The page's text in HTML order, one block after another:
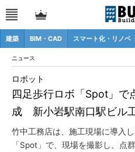
建築 BIM・CAD スマート化・リノベ
ニュース
四足歩行ロボ「Spot」で
成 新小岩駅南口駅ビル
ロボット
竹中工務店は、施工現場に導入
「Spot」で、現場を撮影し、点